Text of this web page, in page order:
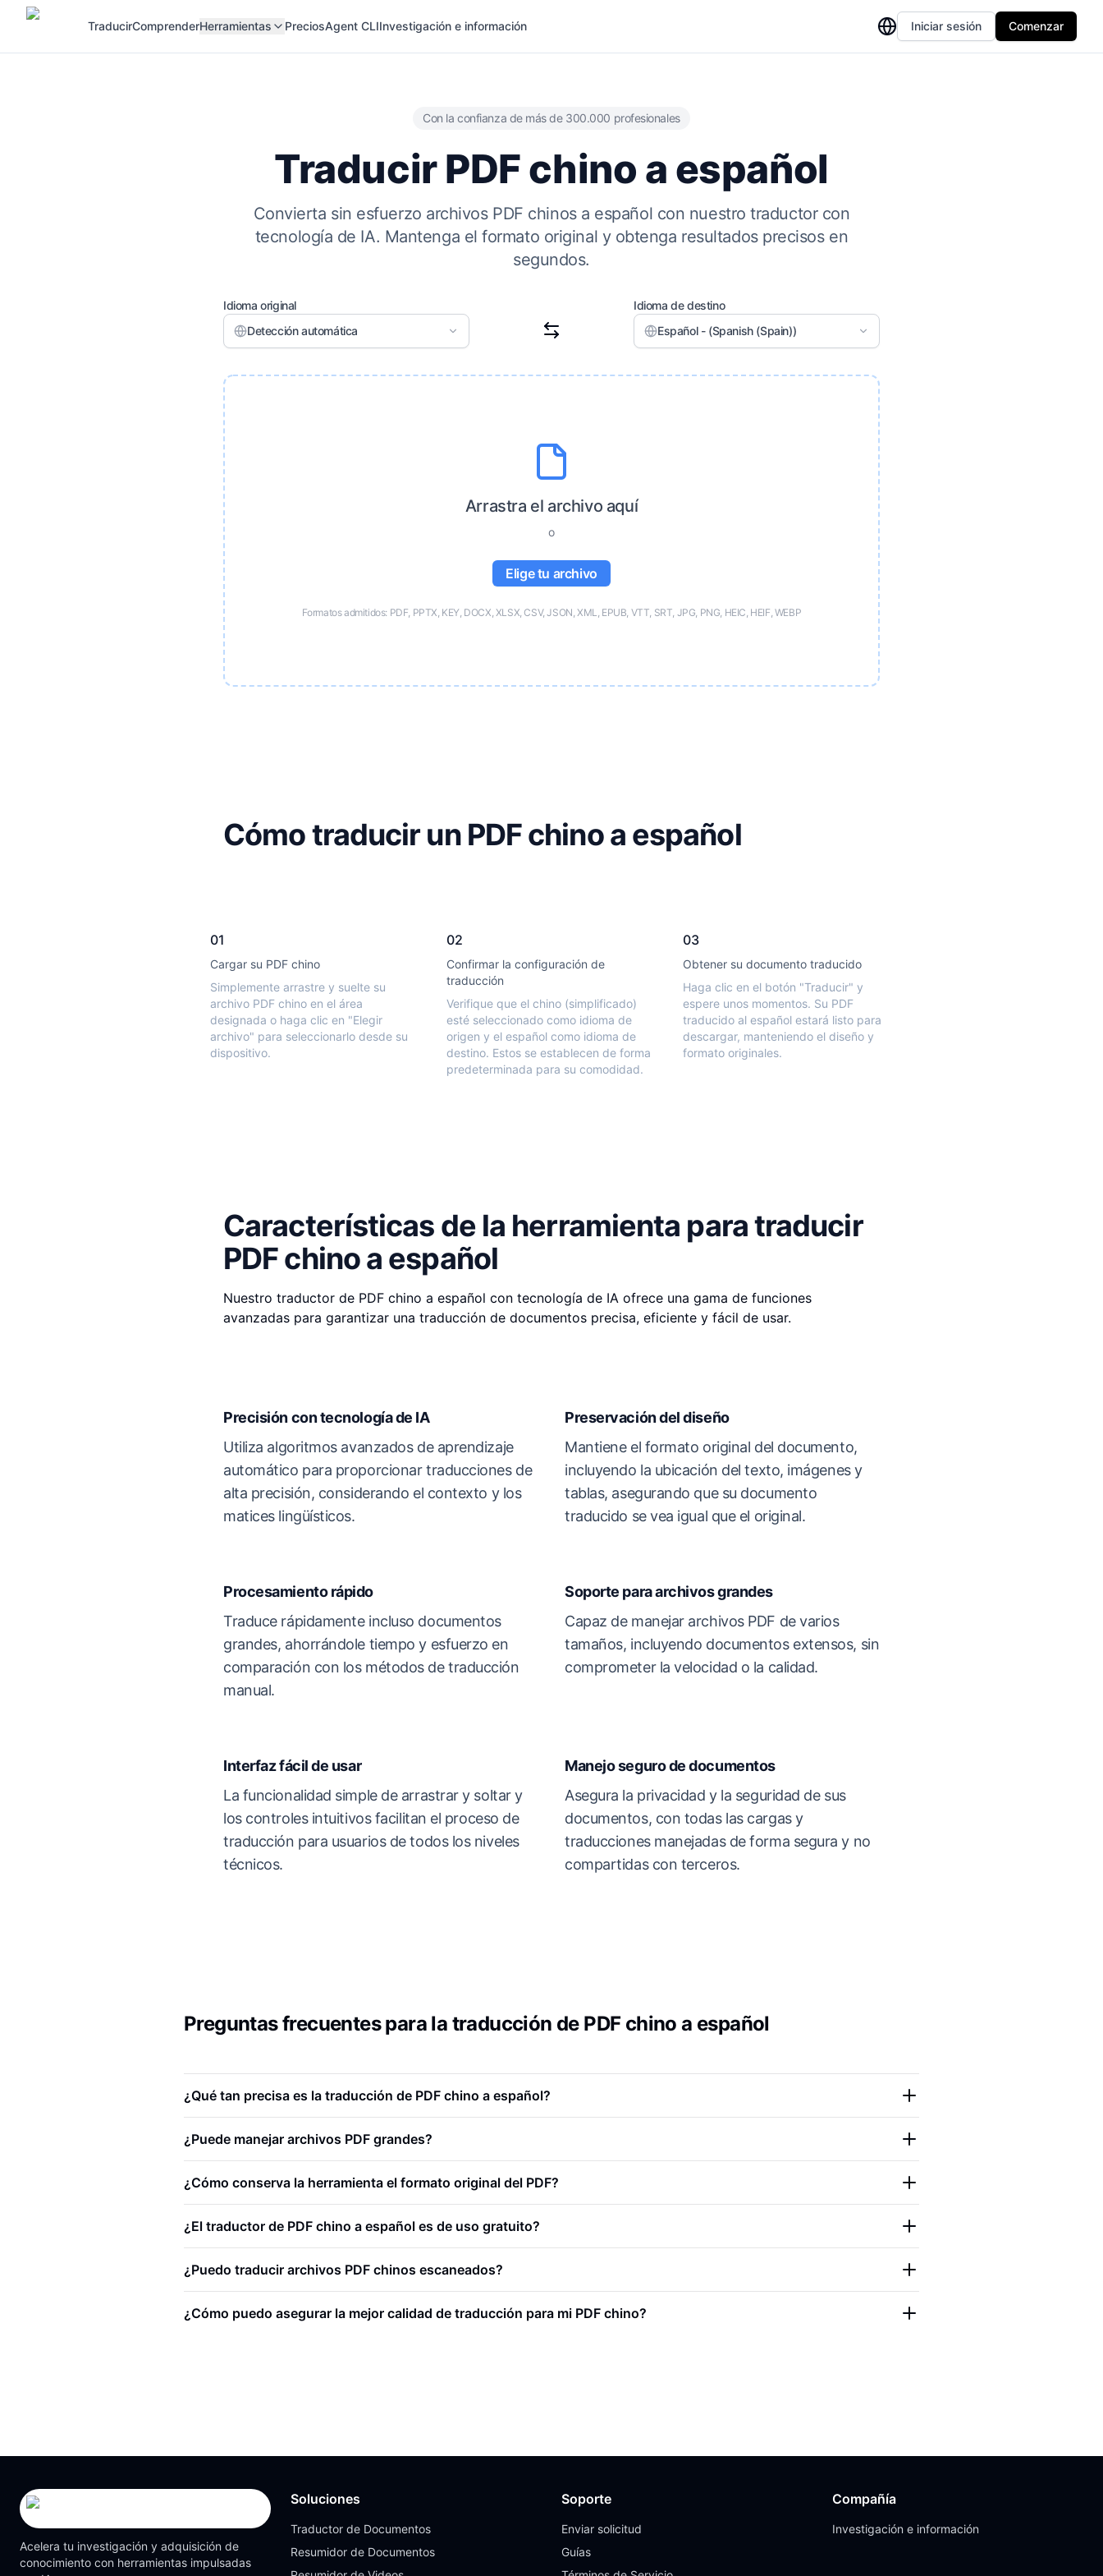
TraducirComprenderHerramientas PreciosAgent CLIInvestigación e información Iniciar sesión Comenzar
Con la confianza de más de 300.000 profesionales
Traducir PDF chino a español
Convierta sin esfuerzo archivos PDF chinos a español con nuestro traductor con
tecnología de IA. Mantenga el formato original y obtenga resultados precisos en
segundos.
Idioma original
Detección automática
Idioma de destino
Español - (Spanish (Spain))
Arrastra el archivo aquí
o
Elige tu archivo
Formatos admitidos: PDF, PPTX, KEY, DOCX, XLSX, CSV, JSON, XML, EPUB, VTT, SRT, JPG, PNG, HEIC, HEIF, WEBP
Cómo traducir un PDF chino a español
01
Cargar su PDF chino
Simplemente arrastre y suelte su
archivo PDF chino en el área
designada o haga clic en "Elegir
archivo" para seleccionarlo desde su
dispositivo.
02
Confirmar la configuración de
traducción
Verifique que el chino (simplificado)
esté seleccionado como idioma de
origen y el español como idioma de
destino. Estos se establecen de forma
predeterminada para su comodidad.
03
Obtener su documento traducido
Haga clic en el botón "Traducir" y
espere unos momentos. Su PDF
traducido al español estará listo para
descargar, manteniendo el diseño y
formato originales.
Características de la herramienta para traducir
PDF chino a español
Nuestro traductor de PDF chino a español con tecnología de IA ofrece una gama de funciones
avanzadas para garantizar una traducción de documentos precisa, eficiente y fácil de usar.
Precisión con tecnología de IA
Utiliza algoritmos avanzados de aprendizaje
automático para proporcionar traducciones de
alta precisión, considerando el contexto y los
matices lingüísticos.
Preservación del diseño
Mantiene el formato original del documento,
incluyendo la ubicación del texto, imágenes y
tablas, asegurando que su documento
traducido se vea igual que el original.
Procesamiento rápido
Traduce rápidamente incluso documentos
grandes, ahorrándole tiempo y esfuerzo en
comparación con los métodos de traducción
manual.
Soporte para archivos grandes
Capaz de manejar archivos PDF de varios
tamaños, incluyendo documentos extensos, sin
comprometer la velocidad o la calidad.
Interfaz fácil de usar
La funcionalidad simple de arrastrar y soltar y
los controles intuitivos facilitan el proceso de
traducción para usuarios de todos los niveles
técnicos.
Manejo seguro de documentos
Asegura la privacidad y la seguridad de sus
documentos, con todas las cargas y
traducciones manejadas de forma segura y no
compartidas con terceros.
Preguntas frecuentes para la traducción de PDF chino a español
¿Qué tan precisa es la traducción de PDF chino a español?
¿Puede manejar archivos PDF grandes?
¿Cómo conserva la herramienta el formato original del PDF?
¿El traductor de PDF chino a español es de uso gratuito?
¿Puedo traducir archivos PDF chinos escaneados?
¿Cómo puedo asegurar la mejor calidad de traducción para mi PDF chino?
Acelera tu investigación y adquisición de
conocimiento con herramientas impulsadas
Soluciones
Traductor de Documentos
Resumidor de Documentos
Soporte
Enviar solicitud
Guías
Compañía
Investigación e información